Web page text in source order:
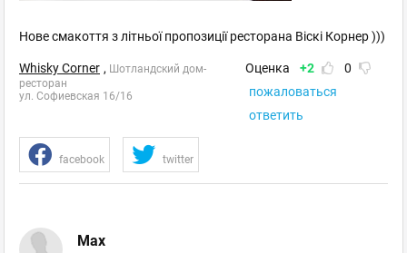
Нове смакоття з літньої пропозиції ресторана Віскі Корнер )))
Whisky Corner , Шотландский дом-
ресторан
ул. Софиевская 16/16
Оценка +2
0
пожаловаться
ответить
facebook twitter
Max